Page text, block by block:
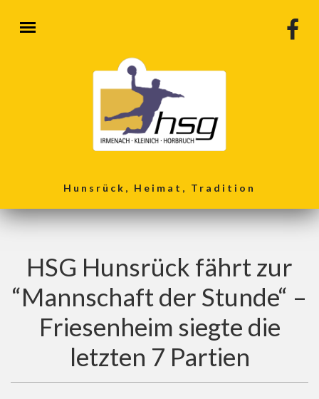
Hunsrück, Heimat, Tradition
HSG Hunsrück fährt zur
“Mannschaft der Stunde“ –
Friesenheim siegte die
letzten 7 Partien